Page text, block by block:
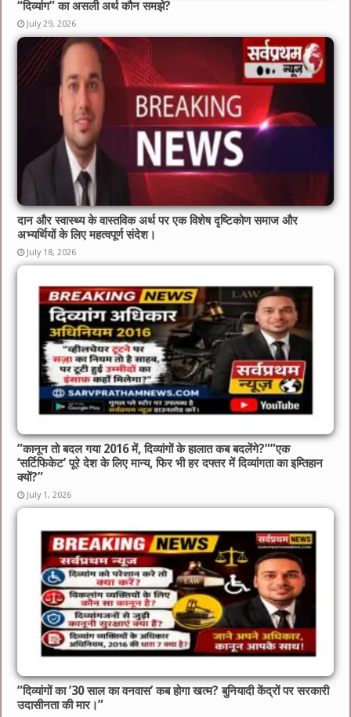
“दिव्यांग” का असली अर्थ कौन समझे?
July 29, 2026
दान और स्वास्थ्य के वास्तविक अर्थ पर एक विशेष दृष्टिकोण समाज और
अभ्यर्थियों के लिए महत्वपूर्ण संदेश।
July 18, 2026
​”कानून तो बदल गया 2016 में, दिव्यांगों के हालात कब बदलेंगे?”​”एक
‘सर्टिफिकेट’ पूरे देश के लिए मान्य, फिर भी हर दफ्तर में दिव्यांगता का इम्तिहान
क्यों?”
July 1, 2026
​”दिव्यांगों का ’30 साल का वनवास’ कब होगा खत्म? बुनियादी केंद्रों पर सरकारी
उदासीनता की मार।”